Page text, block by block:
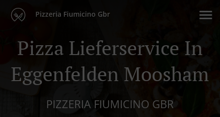
Pizzeria Fiumicino Gbr
Pizza Lieferservice In
Eggenfelden Moosham
PIZZERIA FIUMICINO GBR